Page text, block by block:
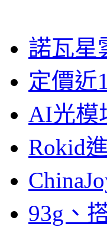
諾瓦星
定價近
AI光模
Rokid
93g、